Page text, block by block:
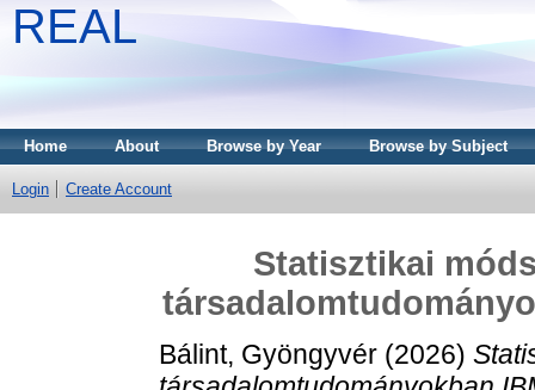
REAL
Home About Browse by Year Browse by Subject
Login Create Account
Statisztikai
Bálint, Gyöngyvér (2026)